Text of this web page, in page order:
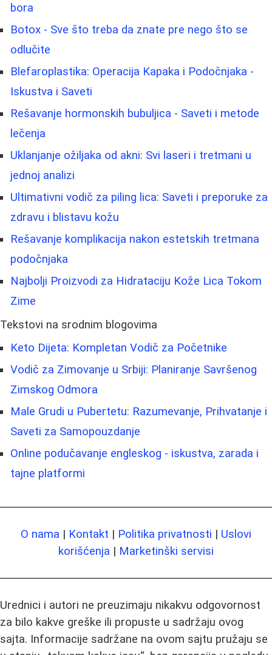
bora
Botox - Sve što treba da znate pre nego što se
odlučite
Blefaroplastika: Operacija Kapaka i Podočnjaka -
Iskustva i Saveti
Rešavanje hormonskih bubuljica - Saveti i metode
lečenja
Uklanjanje ožiljaka od akni: Svi laseri i tretmani u
jednoj analizi
Ultimativni vodič za piling lica: Saveti i preporuke za
zdravu i blistavu kožu
Rešavanje komplikacija nakon estetskih tretmana
podočnjaka
Najbolji Proizvodi za Hidrataciju Kože Lica Tokom
Zime
Tekstovi na srodnim blogovima
Keto Dijeta: Kompletan Vodič za Početnike
Vodič za Zimovanje u Srbiji: Planiranje Savršenog
Zimskog Odmora
Male Grudi u Pubertetu: Razumevanje, Prihvatanje i
Saveti za Samopouzdanje
Online podučavanje engleskog - iskustva, zarada i
tajne platformi
O nama | Kontakt | Politika privatnosti | Uslovi
korišćenja | Marketinški servisi
Urednici i autori ne preuzimaju nikakvu odgovornost
za bilo kakve greške ili propuste u sadržaju ovog
sajta. Informacije sadržane na ovom sajtu pružaju se